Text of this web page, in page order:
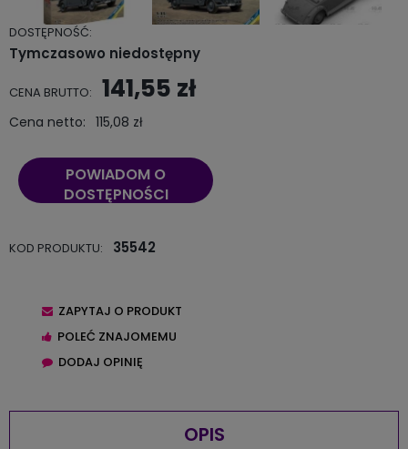
DOSTĘPNOŚĆ:
Tymczasowo niedostępny
CENA BRUTTO: 141,55 zł
Cena netto: 115,08 zł
POWIADOM O
DOSTĘPNOŚCI
KOD PRODUKTU: 35542
ZAPYTAJ O PRODUKT
POLEĆ ZNAJOMEMU
DODAJ OPINIĘ
OPIS